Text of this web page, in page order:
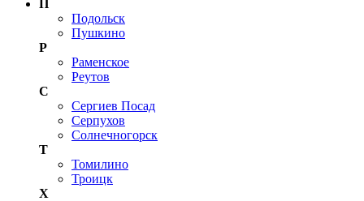
П
Подольск
Пушкино
Р
Раменское
Реутов
С
Сергиев Посад
Серпухов
Солнечногорск
Т
Томилино
Троицк
Х